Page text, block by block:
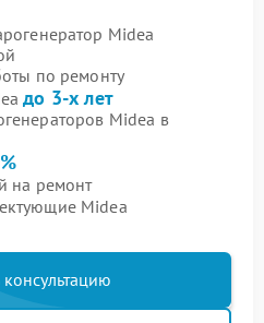
Midea
по ремонту
до 3-х лет
Midea в
на ремонт
Midea